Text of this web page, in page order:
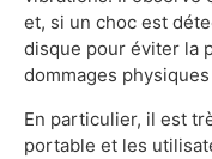
et, si un choc est
disque pour éviter la
dommages
En particulier, il est
portable et les